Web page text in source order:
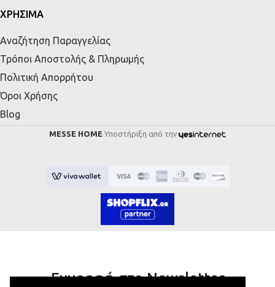
ΧΡΗΣΙΜΑ
Αναζήτηση Παραγγελίας
Τρόποι Αποστολής & Πληρωμής
Πολιτική Απορρήτου
Όροι Χρήσης
Blog
MESSE HOME Υποστήριξη από την
Εγγραφή στο Newsletter